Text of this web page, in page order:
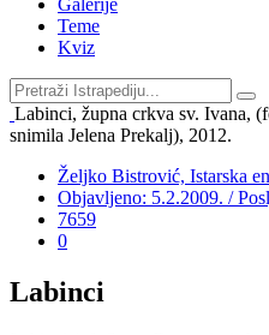
Galerije
Teme
Kviz
Labinci, župna crkva sv. Ivana,
snimila Jelena Prekalj), 2012.
Željko Bistrović, Istarska
Objavljeno: 5.2.2009. /
7659
0
Labinci